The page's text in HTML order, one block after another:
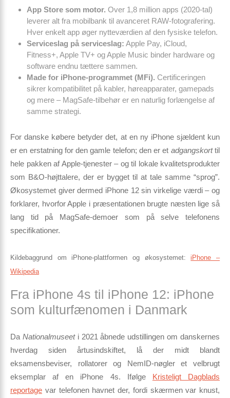
App Store som motor. Over 1,8 million apps (2020-tal)
leverer alt fra mobilbank til avanceret RAW-fotografering.
Hver enkelt app øger nytteværdien af den fysiske telefon.
Serviceslag på serviceslag: Apple Pay, iCloud,
Fitness+, Apple TV+ og Apple Music binder hardware og
software endnu tættere sammen.
Made for iPhone-programmet (MFi). Certificeringen
sikrer kompatibilitet på kabler, høreapparater, gamepads
og mere – MagSafe-tilbehør er en naturlig forlængelse af
samme strategi.
For danske købere betyder det, at en ny iPhone sjældent kun
er en erstatning for den gamle telefon; den er et adgangskorttil
hele pakken af Apple-tjenester – og til lokale kvalitets­produkter
som B&O-højttalere, der er bygget til at tale samme “sprog”.
Økosystemet giver dermed iPhone 12 sin virkelige værdi – og
forklarer, hvorfor Apple i præsentationen brugte næsten lige så
lang tid på MagSafe-demoer som på selve telefonens
specifikationer.
Kildebaggrund om iPhone-plattformen og økosystemet:iPhone –
Wikipedia
Fra iPhone 4s til iPhone 12: iPhone
som kulturfænomen i Danmark
Da Nationalmuseeti 2021 åbnede udstillingen om danskernes
hverdag siden årtusindskiftet, lå der midt blandt
eksamensbeviser, rollatorer og NemID-nøgler et velbrugt
eksemplar af en iPhone 4s. Ifølge Kristeligt Dagblads
reportage var telefonen havnet der, fordi skærmen var knust,